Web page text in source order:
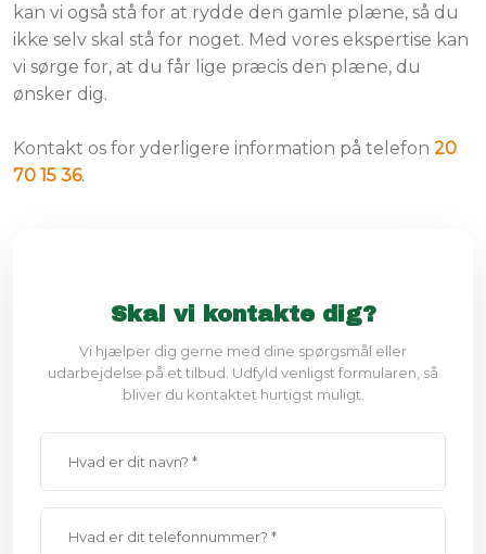
kan vi også stå for at rydde den gamle plæne, så du
ikke selv skal stå for noget. Med vores ekspertise kan
vi sørge for, at du får lige præcis den plæne, du
ønsker dig.
Kontakt os for yderligere information på telefon20
70 15 36.
Skal vi kontakte dig?
Vi hjælper dig gerne med dine spørgsmål eller
udarbejdelse på et tilbud. Udfyld venligst formularen, så
bliver du kontaktet hurtigst muligt.​